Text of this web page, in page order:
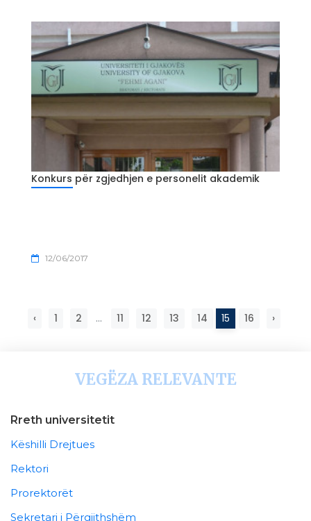
Konkurs për zgjedhjen e personelit akademik
12/06/2017
‹ 1 2 ... 11 12 13 14 15 16 ›
VEGËZA RELEVANTE
Rreth universitetit
Këshilli Drejtues
Rektori
Prorektorët
Sekretari i Përgjithshëm